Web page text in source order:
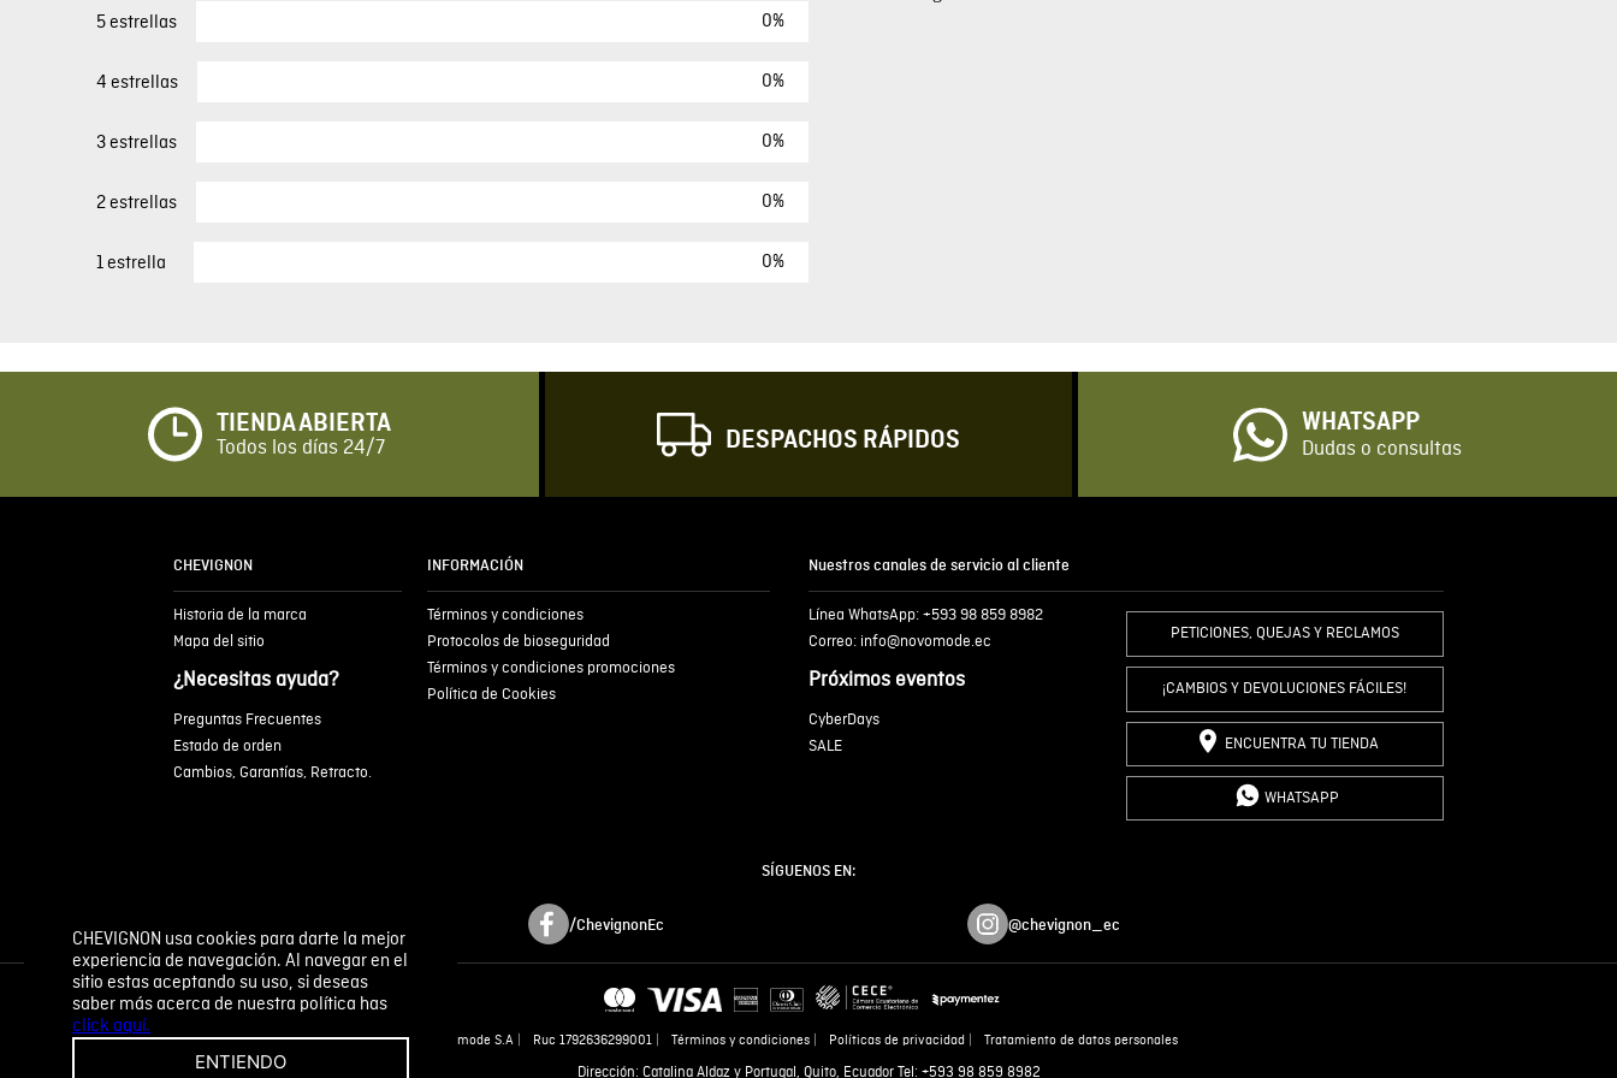
CHEVIGNON usa cookies para darte la mejor
experiencia de navegación. Al navegar en el
sitio estas aceptando su uso, si deseas
saber más acerca de nuestra política has
click aquí.
ENTIENDO
5 estrellas 0%
4 estrellas 0%
3 estrellas 0%
2 estrellas 0%
1 estrella 0%
Escribir comentario
ENVIAR COMENTARIO
TIENDA ABIERTA
Todos los días 24/7 DESPACHOS RÁPIDOS
WHATSAPP
Dudas o consultas
CHEVIGNON
Historia de la marca
Mapa del sitio
¿Necesitas ayuda?
Preguntas Frecuentes
Estado de orden
Cambios, Garantías, Retracto.
INFORMACIÓN
Términos y condiciones
Protocolos de bioseguridad
Términos y condiciones promociones
Política de Cookies
Nuestros canales de servicio al cliente
Línea WhatsApp: +593 98 859 8982
Correo: info@novomode.ec
Próximos eventos
CyberDays
SALE
PETICIONES, QUEJAS Y RECLAMOS
¡CAMBIOS Y DEVOLUCIONES FÁCILES!
ENCUENTRA TU TIENDA
WHATSAPP
SÍGUENOS EN:
/ChevignonEc @chevignon_ec
Novomode S.A Ruc 1792636299001 Términos y condiciones Políticas de privacidad Tratamiento de datos personales
Dirección: Catalina Aldaz y Portugal, Quito, Ecuador Tel: +593 98 859 8982